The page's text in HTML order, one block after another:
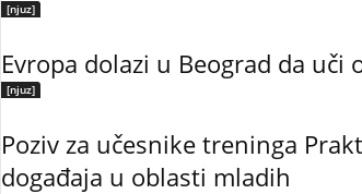
[njuz]
Evropa dolazi u Beograd da uči
[njuz]
Poziv za učesnike treninga
događaja u oblasti mladih